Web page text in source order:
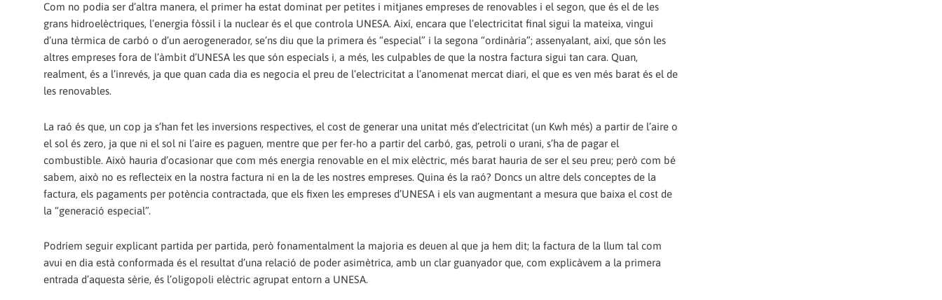
Com no podia ser d’altra manera, el primer ha estat dominat per petites i mitjanes empreses de renovables i el segon, que és el de les
grans hidroelèctriques, l’energia fòssil i la nuclear és el que controla UNESA. Així, encara que l’electricitat final sigui la mateixa, vingui
d’una tèrmica de carbó o d’un aerogenerador, se’ns diu que la primera és “especial” i la segona “ordinària”; assenyalant, així, que són les
altres empreses fora de l’àmbit d’UNESA les que són especials i, a més, les culpables de que la nostra factura sigui tan cara. Quan,
realment, és a l’inrevés, ja que quan cada dia es negocia el preu de l’electricitat a l’anomenat mercat diari, el que es ven més barat és el de
les renovables.
La raó és que, un cop ja s’han fet les inversions respectives, el cost de generar una unitat més d’electricitat (un Kwh més) a partir de l’aire o
el sol és zero, ja que ni el sol ni l’aire es paguen, mentre que per fer-ho a partir del carbó, gas, petroli o urani, s’ha de pagar el
combustible. Això hauria d’ocasionar que com més energia renovable en el mix elèctric, més barat hauria de ser el seu preu; però com bé
sabem, això no es reflecteix en la nostra factura ni en la de les nostres empreses. Quina és la raó? Doncs un altre dels conceptes de la
factura, els pagaments per potència contractada, que els fixen les empreses d’UNESA i els van augmentant a mesura que baixa el cost de
la “generació especial”.
Podríem seguir explicant partida per partida, però fonamentalment la majoria es deuen al que ja hem dit; la factura de la llum tal com
avui en dia està conformada és el resultat d’una relació de poder asimètrica, amb un clar guanyador que, com explicàvem a la primera
entrada d’aquesta sèrie, és l’oligopoli elèctric agrupat entorn a UNESA.